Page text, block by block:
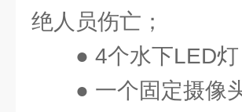
绝人员伤亡；
● 4个水下LED灯
● 一个固定摄像